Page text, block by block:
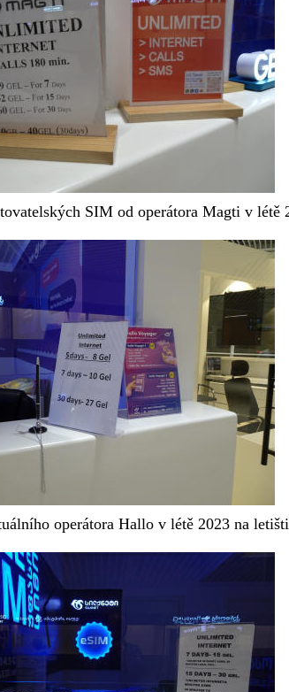
SIM od operátora Magti v létě
operátora Hallo v létě 2023 na